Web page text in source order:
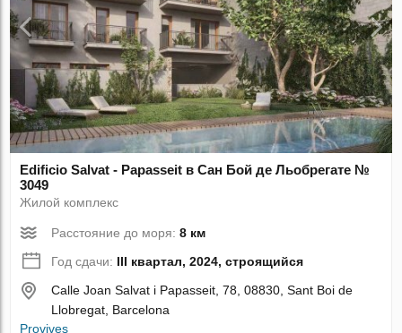
Edificio Salvat - Papasseit в Сан Бой де Льобрегате №
3049
Жилой комплекс
Расстояние до моря:8 км
Год сдачи: III квартал, 2024, строящийся
Calle Joan Salvat i Papasseit, 78, 08830, Sant Boi de
Llobregat, Barcelona
Provives